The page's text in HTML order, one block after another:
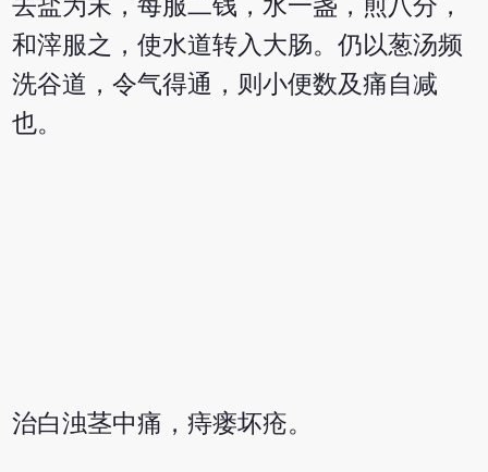
去盐为末，每服二钱，水一盏，煎八分，
和滓服之，使水道转入大肠。仍以葱汤频
洗谷道，令气得通，则小便数及痛自减
也。
治白浊茎中痛，痔瘘坏疮。